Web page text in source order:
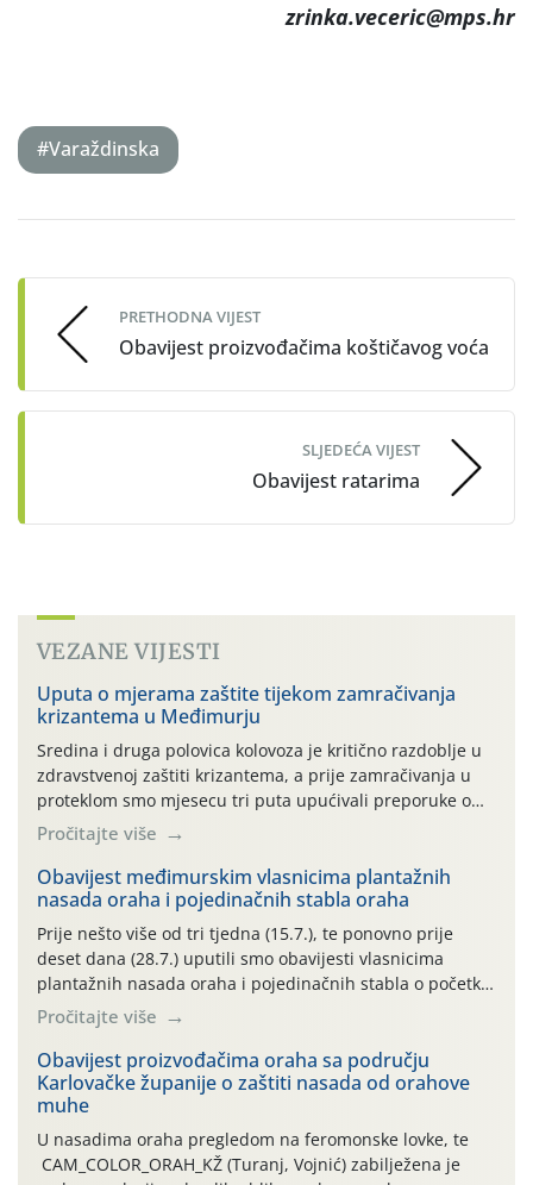
zrinka.veceric@mps.hr
#Varaždinska
navigation
PRETHODNA VIJEST
Obavijest proizvođačima koštičavog voća
SLJEDEĆA VIJEST
Obavijest ratarima
VEZANE VIJESTI
Uputa o mjerama zaštite tijekom zamračivanja
krizantema u Međimurju
Sredina i druga polovica kolovoza je kritično razdoblje u
zdravstvenoj zaštiti krizantema, a prije zamračivanja u
proteklom smo mjesecu tri puta upućivali preporuke o
preventivnim mjerama zaštite krizantema od najčešćih
uzročnika bolesti, štetnika i fito-fagnih grinja (23.7., 14.7.,
06.7.)! Na početku ovog mjeseca je zabilježeno je
povijesno i ekstremno vruće meteorološko razdoblje, uz
najviše temperature […]
Pročitajte više
Obavijest međimurskim vlasnicima plantažnih
nasada oraha i pojedinačnih stabla oraha
Prije nešto više od tri tjedna (15.7.), te ponovno prije
deset dana (28.7.) uputili smo obavijesti vlasnicima
plantažnih nasada oraha i pojedinačnih stabla o početku
leta i ovogodišnjoj potrebi usmjerenog suzbijanja
orahove muhe (Rhagoletis completa)! Već dvanaest dana
traje drugi ovogodišnji “toplinski udar”, koji naročito
izražen zadnja šest dana (31.7.-05.8.), jer najviše
temperature zraka svakodnevno […]
Pročitajte više
Obavijest proizvođačima oraha sa području
Karlovačke županije o zaštiti nasada od orahove
muhe
U nasadima oraha pregledom na feromonske lovke, te
CAM_COLOR_ORAH_KŽ (Turanj, Vojnić) zabilježena je